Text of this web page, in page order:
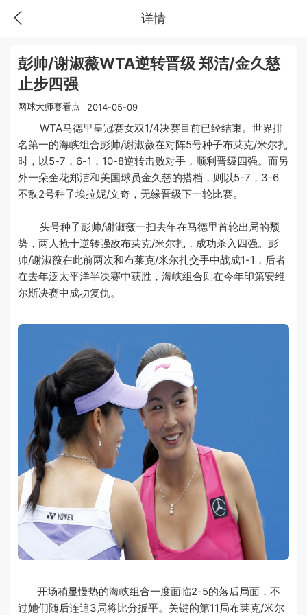
详情
彭帅/谢淑薇WTA逆转晋级 郑洁/金久慈
止步四强
网球大师赛看点 2014-05-09
WTA马德里皇冠赛女双1/4决赛目前已经结束。世界排
名第一的海峡组合彭帅/谢淑薇在对阵5号种子布莱克/米尔扎
时，以5-7，6-1，10-8逆转击败对手，顺利晋级四强。而另
外一朵金花郑洁和美国球员金久慈的搭档，则以5-7，3-6
不敌2号种子埃拉妮/文奇，无缘晋级下一轮比赛。
头号种子彭帅/谢淑薇一扫去年在马德里首轮出局的颓
势，两人抢十逆转强敌布莱克/米尔扎，成功杀入四强。彭
帅/谢淑薇在此前两次和布莱克/米尔扎交手中战成1-1，后者
在去年泛太平洋半决赛中获胜，海峡组合则在今年印第安维
尔斯决赛中成功复仇。
开场稍显慢热的海峡组合一度面临2-5的落后局面，不
过她们随后连追3局将比分扳平。关键的第11局布莱克/米尔